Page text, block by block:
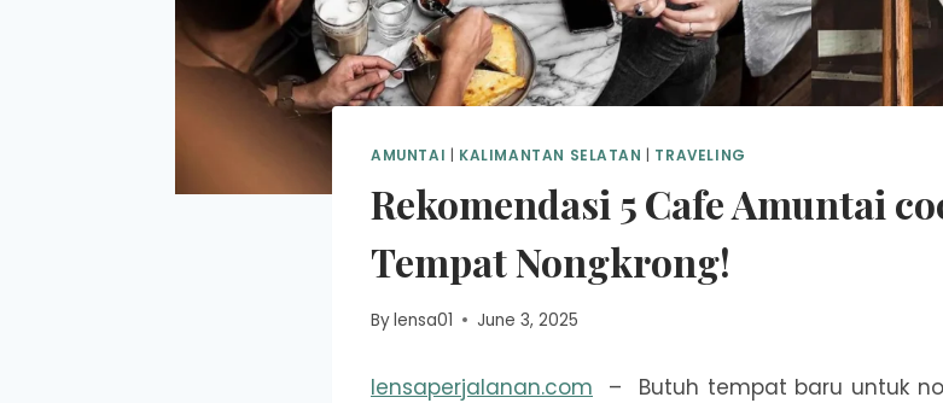
AMUNTAI KALIMANTAN SELATAN TRAVELING
Rekomendasi 5 Cafe Amuntai
Tempat Nongkrong!
Bylensa01 June 3, 2025
lensaperjalanan.com – Butuh tempat baru untuk